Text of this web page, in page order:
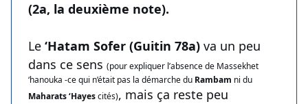
(2a, la deuxième note).
Le ‘Hatam Sofer (Guitin 78a) va un peu
dans ce sens (pour expliquer l’absence de Massekhet
‘hanouka -ce qui n’était pas la démarche du Rambam ni du
Maharats ‘Hayescités), mais ça reste peu